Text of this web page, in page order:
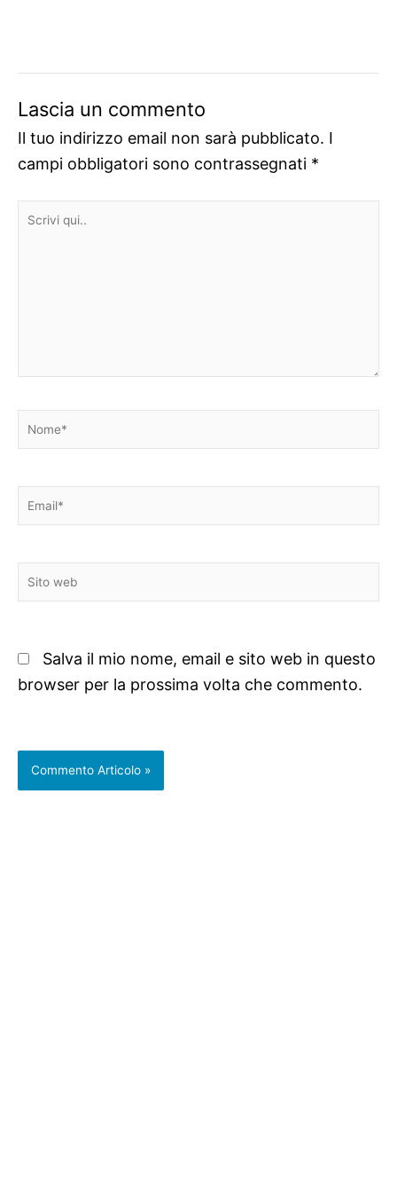
Lascia un commento
Il tuo indirizzo email non sarà pubblicato. I
campi obbligatori sono contrassegnati *
Scrivi
Nome*
Email*
Sito
web
Salva il mio nome, email e sito web in questo
browser per la prossima volta che commento.